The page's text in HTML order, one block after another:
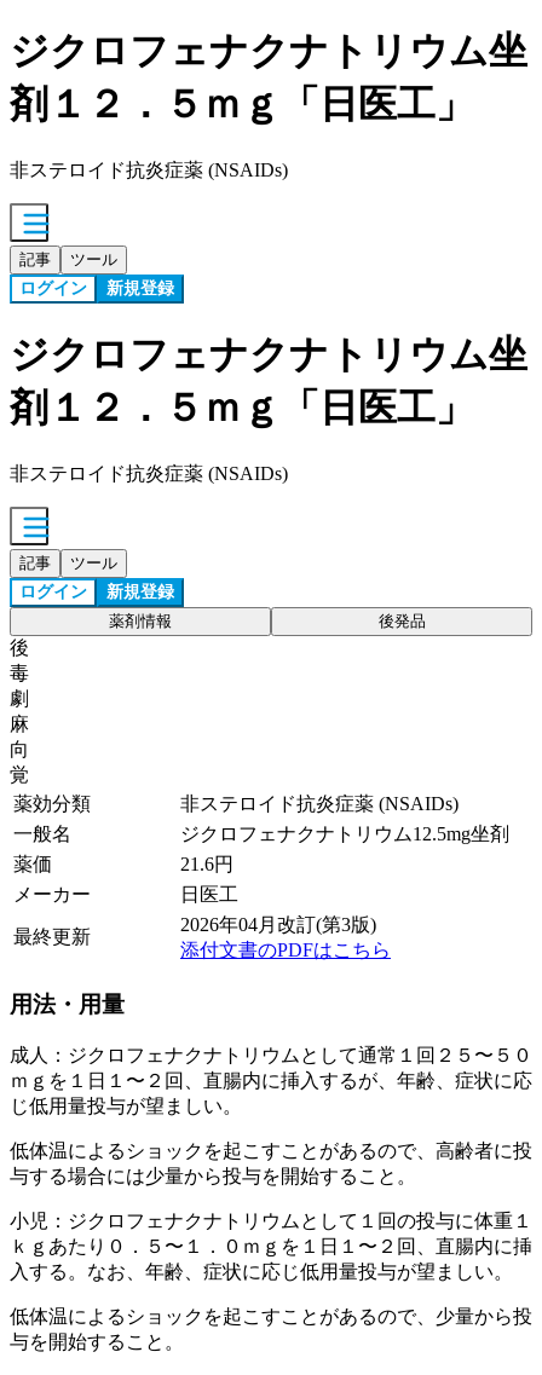
ジクロフェナクナトリウム坐
剤１２．５ｍｇ「日医工」
非ステロイド抗炎症薬 (NSAIDs)
記事 ツール
ログイン 新規登録
ジクロフェナクナトリウム坐
剤１２．５ｍｇ「日医工」
非ステロイド抗炎症薬 (NSAIDs)
記事 ツール
ログイン 新規登録
薬剤情報 後発品
後
毒
劇
麻
向
覚
薬効分類
非ステロイド抗炎症薬 (NSAIDs)
一般名
ジクロフェナクナトリウム12.5mg坐剤
薬価
21.6円
メーカー
日医工
最終更新
2026年04月改訂(第3版)
添付文書のPDFはこちら
用法・用量
成人：ジクロフェナクナトリウムとして通常１回２５〜５０
ｍｇを１日１〜２回、直腸内に挿入するが、年齢、症状に応
じ低用量投与が望ましい。
低体温によるショックを起こすことがあるので、高齢者に投
与する場合には少量から投与を開始すること。
小児：ジクロフェナクナトリウムとして１回の投与に体重１
ｋｇあたり０．５〜１．０ｍｇを１日１〜２回、直腸内に挿
入する。なお、年齢、症状に応じ低用量投与が望ましい。
低体温によるショックを起こすことがあるので、少量から投
与を開始すること。